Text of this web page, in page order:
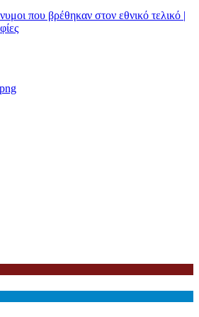
που βρέθηκαν στον εθνικό τελικό |